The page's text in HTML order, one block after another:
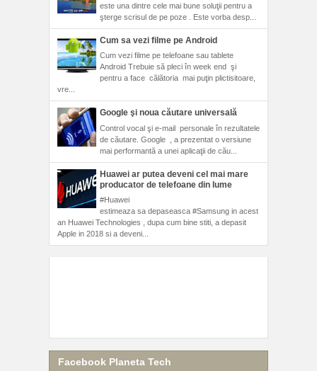
este una dintre cele mai bune soluţii pentru a
şterge scrisul de pe poze . Este vorba desp...
Cum sa vezi filme pe Android
Cum vezi filme pe telefoane sau tablete
Android Trebuie să pleci în week end şi
pentru a face călătoria mai puţin plictisitoare,
vre...
Google şi noua căutare universală
Control vocal şi e-mail personale în rezultatele
de căutare. Google , a prezentat o versiune
mai performantă a unei aplicaţii de cău...
Huawei ar putea deveni cel mai mare
producator de telefoane din lume
#Huawei
estimeaza sa depaseasca #Samsung in acest
an Huawei Technologies , dupa cum bine stiti, a depasit
Apple in 2018 si a deveni...
Facebook Planeta Tech